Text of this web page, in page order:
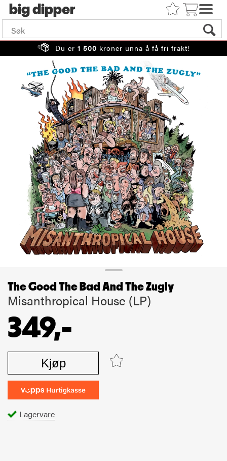
big
Du er 1 500 kroner unna å få fri frakt!
The Good The Bad And The Zugly
Misanthropical House (LP)
349,-
Kjøp
Lagervare